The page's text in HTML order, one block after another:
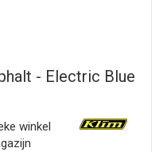
- Electric Blue
winkel